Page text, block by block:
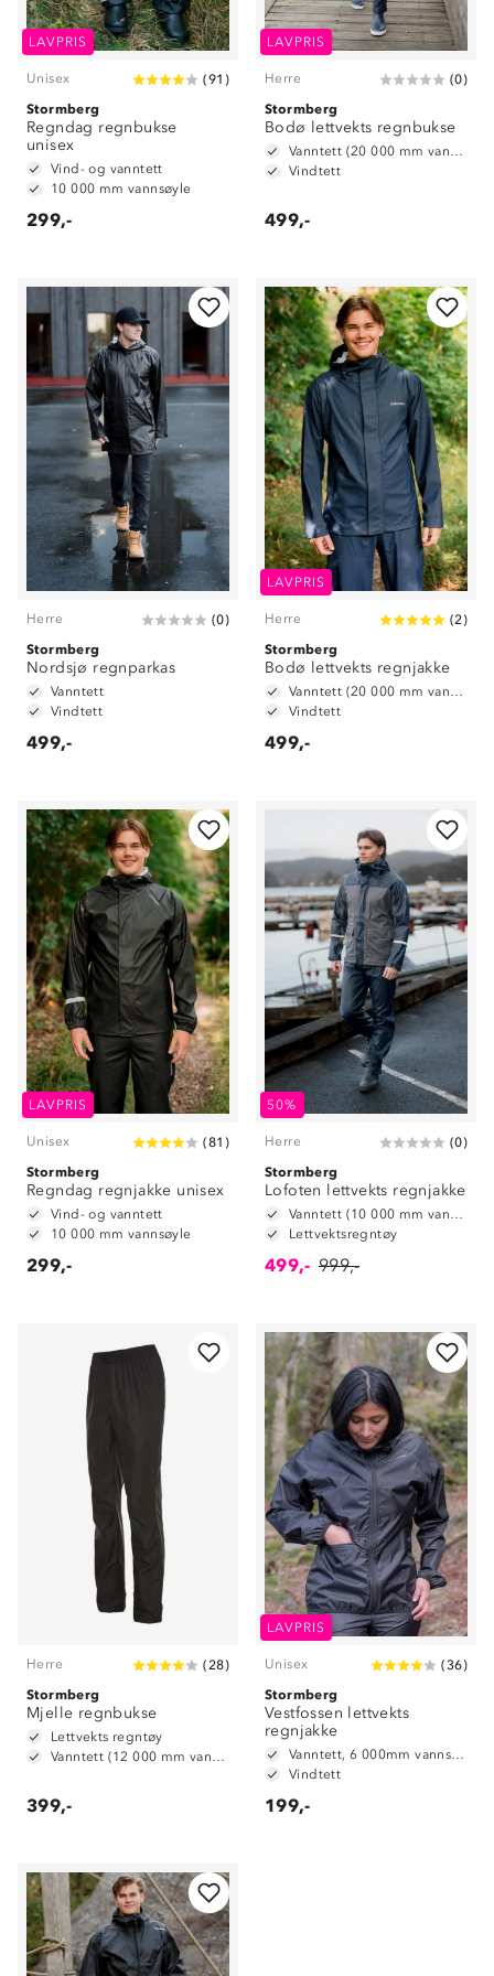
LAVPRIS
Unisex (91 )
Stormberg
Regndag regnbukse
unisex
Vind- og vanntett
10 000 mm vannsøyle
299,-
LAVPRIS
Herre (0)
Stormberg
Bodø lettvekts regnbukse
Vanntett (20 000 mm vannsøyle)
Vindtett
499,-
Herre (0)
Stormberg
Nordsjø regnparkas
Vanntett
Vindtett
499,-
LAVPRIS
Herre (2)
Stormberg
Bodø lettvekts regnjakke
Vanntett (20 000 mm vannsøyle)
Vindtett
499,-
LAVPRIS
Unisex (81 )
Stormberg
Regndag regnjakke unisex
Vind- og vanntett
10 000 mm vannsøyle
299,-
50%
Herre (0)
Stormberg
Lofoten lettvekts regnjakke
Vanntett (10 000 mm vannsøyle)
Lettvektsregntøy
499,- 999,-
Herre (28)
Stormberg
Mjelle regnbukse
Lettvekts regntøy
Vanntett (12 000 mm vannsøyle)
399,-
LAVPRIS
Unisex (36)
Stormberg
Vestfossen lettvekts
regnjakke
Vanntett, 6 000mm vannsøyle
Vindtett
199,-